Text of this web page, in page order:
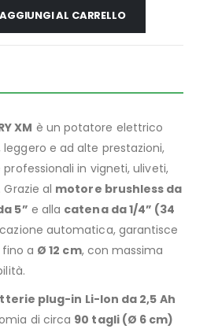
AGGIUNGI AL CARRELLO
XM è un potatore elettrico
e ad alte prestazioni,
in vigneti, uliveti,
al motore brushless da
5” e alla catena da 1/4” (34
automatica, garantisce
a Ø 12 cm, con massima
plug-in Li-Ion da 2,5 Ah
di circa 90 tagli (Ø 6 cm)